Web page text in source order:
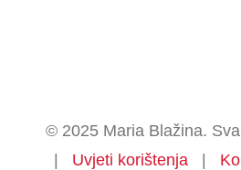
© 2025 Maria Blažina.
| Uvjeti korištenja |